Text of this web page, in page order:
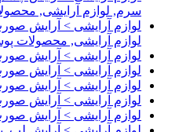
سرم, لوازم آرایشی,
لوازم آرایشی > آرایش
لوازم آرایشی, محصولات
لوازم آرایشی > آرایش
لوازم آرایشی > آرایش
لوازم آرایشی > آرایش
لوازم آرایشی > آرایش
لوازم آرایشی > آرایش